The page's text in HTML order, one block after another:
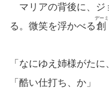
マリアの背後に、ジ
る。微笑を浮かべる
デー
「なにゆえ姉様がた
「酷い仕打ち、か」